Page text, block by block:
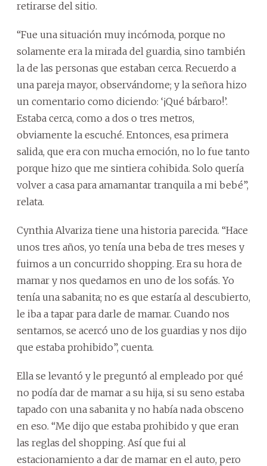
retirarse del sitio.
“Fue una situación muy incómoda, porque no
solamente era la mirada del guardia, sino también
la de las personas que estaban cerca. Recuerdo a
una pareja mayor, observándome; y la señora hizo
un comentario como diciendo: ‘¡Qué bárbaro!’.
Estaba cerca, como a dos o tres metros,
obviamente la escuché. Entonces, esa primera
salida, que era con mucha emoción, no lo fue tanto
porque hizo que me sintiera cohibida. Solo quería
volver a casa para amamantar tranquila a mi bebé”,
relata.
Cynthia Alvariza tiene una historia parecida. “Hace
unos tres años, yo tenía una beba de tres meses y
fuimos a un concurrido shopping. Era su hora de
mamar y nos quedamos en uno de los sofás. Yo
tenía una sabanita; no es que estaría al descubierto,
le iba a tapar para darle de mamar. Cuando nos
sentamos, se acercó uno de los guardias y nos dijo
que estaba prohibido”, cuenta.
Ella se levantó y le preguntó al empleado por qué
no podía dar de mamar a su hija, si su seno estaba
tapado con una sabanita y no había nada obsceno
en eso. “Me dijo que estaba prohibido y que eran
las reglas del shopping. Así que fui al
estacionamiento a dar de mamar en el auto, pero